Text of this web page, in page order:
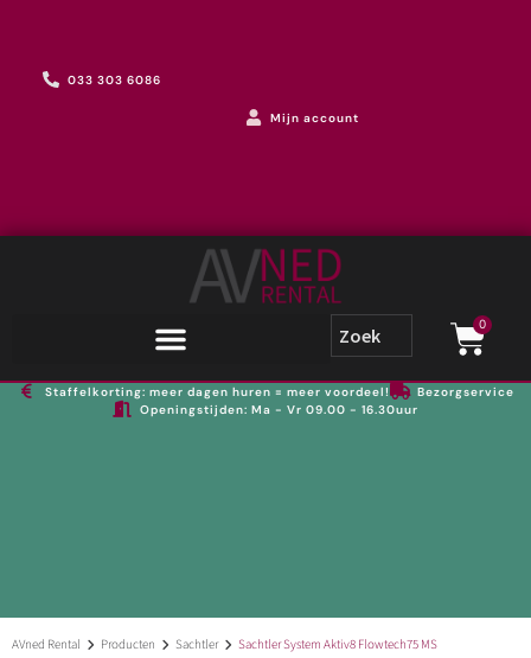
033 303 6086
Mijn account
0
Staffelkorting: meer dagen huren = meer voordeel!
Bezorgservice
Openingstijden: Ma - Vr 09.00 - 16.30uur
AVned Rental Producten Sachtler Sachtler System Aktiv8 Flowtech75 MS